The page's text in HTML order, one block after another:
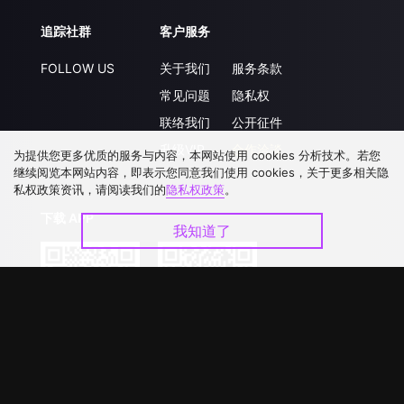
追踪社群
FOLLOW US
客户服务
关于我们
常见问题
联络我们
升级VIP
服务条款
隐私权
公开征件
合作洽談
下载 APP
为提供您更多优质的服务与内容，本网站使用 cookies 分析技术。若您
继续阅览本网站内容，即表示您同意我们使用 cookies，关于更多相关隐
私权政策资讯，请阅读我们的隐私权政策。
我知道了